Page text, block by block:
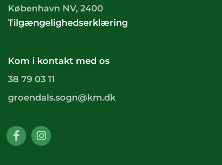
København NV, 2400
Tilgængelighedserklæring
Kom i kontakt med os
38 79 03 11
groendals.sogn@km.dk